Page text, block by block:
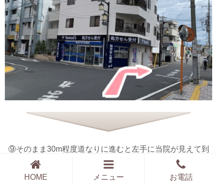
⑨そのまま30m程度道なりに進むと左手に当院が見えて到
着です。
HOME メニュー お電話